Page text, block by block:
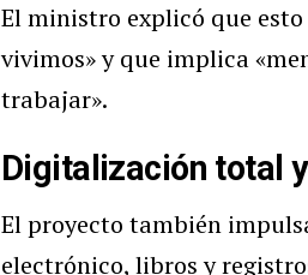
El ministro explicó que
vivimos» y que implica
trabajar».
Digitalización total
El proyecto también
electrónico, libros y